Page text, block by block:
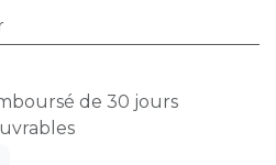
de 30 jours